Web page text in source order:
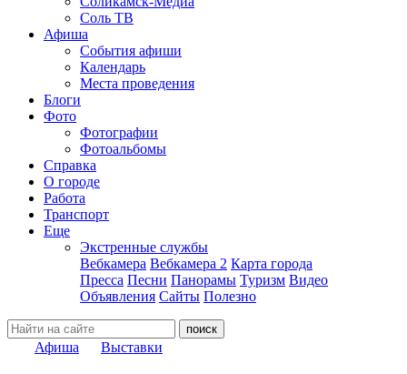
Соль ТВ
Афиша
События афиши
Календарь
Места проведения
Блоги
Фото
Фотографии
Фотоальбомы
Справка
О городе
Работа
Транспорт
Еще
Экстренные службы
Вебкамера Вебкамера 2 Карта города
Пресса Песни Панорамы Туризм Видео
Объявления Сайты Полезно
Афиша Выставки